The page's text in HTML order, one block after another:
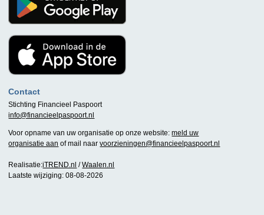
Contact
Stichting Financieel Paspoort
info@financieelpaspoort.nl
Voor opname van uw organisatie op onze website:meld uw
organisatie aan of mail naarvoorzieningen@financieelpaspoort.nl
Realisatie:iTREND.nl /Waalen.nl
Laatste wijziging: 08-08-2026